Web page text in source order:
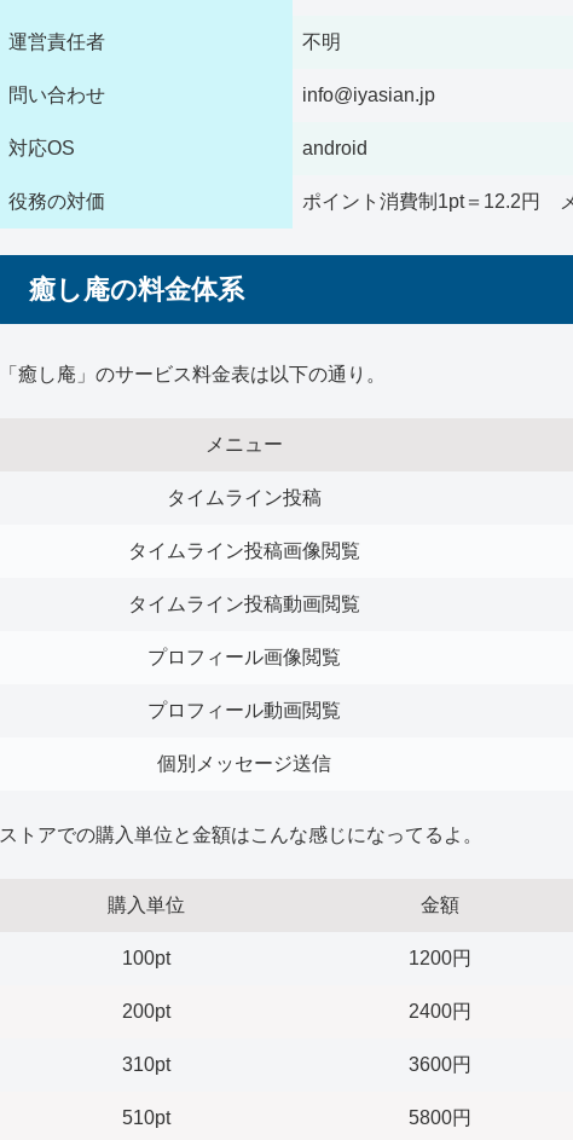
運営責任者 不明
問い合わせ info@iyasian.jp
対応OS android
役務の対価 ポイント消費制1pt＝12.2円
癒し庵の料金体系
「癒し庵」のサービス料金表は以下の通り。
メニュー
タイムライン投稿
タイムライン投稿画像閲覧
タイムライン投稿動画閲覧
プロフィール画像閲覧
プロフィール動画閲覧
個別メッセージ送信
ストアでの購入単位と金額はこんな感じになってるよ。
購入単位 金額
100pt 1200円
200pt 2400円
310pt 3600円
510pt 5800円